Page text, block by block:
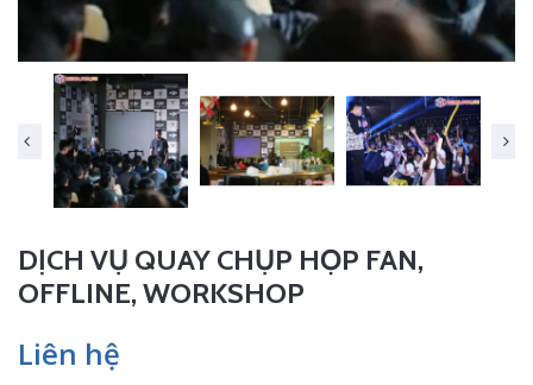
DỊCH VỤ QUAY CHỤP HỌP FAN,
OFFLINE, WORKSHOP
Liên hệ